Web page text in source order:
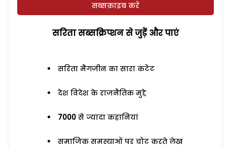
सब्सक्राइब करें
सरिता सब्सक्रिप्शन से जुड़ेें और पाएं
सरिता मैगजीन का सारा कंटेंट
देश विदेश के राजनैतिक मुद्दे
7000 से ज्यादा कहानियां
समाजिक समस्याओं पर चोट करते लेख